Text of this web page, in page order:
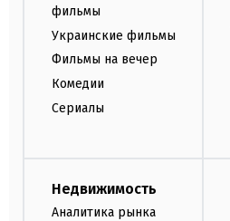
фильмы
Украинские фильмы
Фильмы на вечер
Комедии
Сериалы
Недвижимость
Аналитика рынка